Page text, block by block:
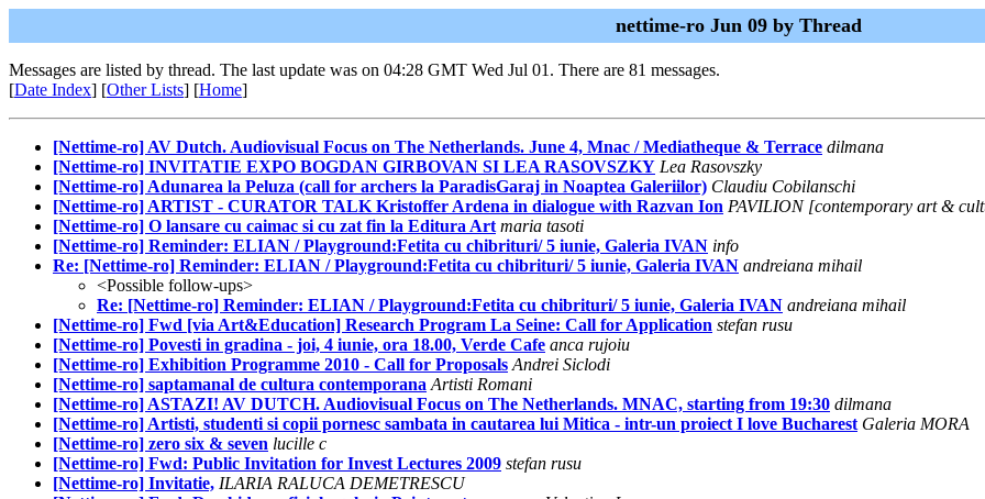
nettime-ro Jun 09 by Thread
Messages are listed by thread. The last update was on 04:28 GMT Wed Jul 01. There are 81 messages.
[Date Index] [Other Lists] [Home]
[Nettime-ro] AV Dutch. Audiovisual Focus on The Netherlands. June 4, Mnac / Mediatheque & Terrace dilmana
[Nettime-ro] INVITATIE EXPO BOGDAN GIRBOVAN SI LEA RASOVSZKY Lea Rasovszky
[Nettime-ro] Adunarea la Peluza (call for archers la ParadisGaraj in Noaptea Galeriilor) Claudiu Cobilanschi
[Nettime-ro] ARTIST - CURATOR TALK Kristoffer Ardena in dialogue with Razvan Ion PAVILION [contemporary art &
[Nettime-ro] O lansare cu caimac si cu zat fin la Editura Art maria tasoti
[Nettime-ro] Reminder: ELIAN / Playground:Fetita cu chibrituri/ 5 iunie, Galeria IVAN info
Re: [Nettime-ro] Reminder: ELIAN / Playground:Fetita cu chibrituri/ 5 iunie, Galeria IVAN andreiana mihail
<Possible follow-ups>
Re: [Nettime-ro] Reminder: ELIAN / Playground:Fetita cu chibrituri/ 5 iunie, Galeria IVAN andreiana mihail
[Nettime-ro] Fwd [via Art&Education] Research Program La Seine: Call for Application stefan rusu
[Nettime-ro] Povesti in gradina - joi, 4 iunie, ora 18.00, Verde Cafe anca rujoiu
[Nettime-ro] Exhibition Programme 2010 - Call for Proposals Andrei Siclodi
[Nettime-ro] saptamanal de cultura contemporana Artisti Romani
[Nettime-ro] ASTAZI! AV DUTCH. Audiovisual Focus on The Netherlands. MNAC, starting from 19:30 dilmana
[Nettime-ro] Artisti, studenti si copii pornesc sambata in cautarea lui Mitica - intr-un proiect I love Bucharest Galeria MORA
[Nettime-ro] zero six & seven lucille c
[Nettime-ro] Fwd: Public Invitation for Invest Lectures 2009 stefan rusu
[Nettime-ro] Invitatie, ILARIA RALUCA DEMETRESCU